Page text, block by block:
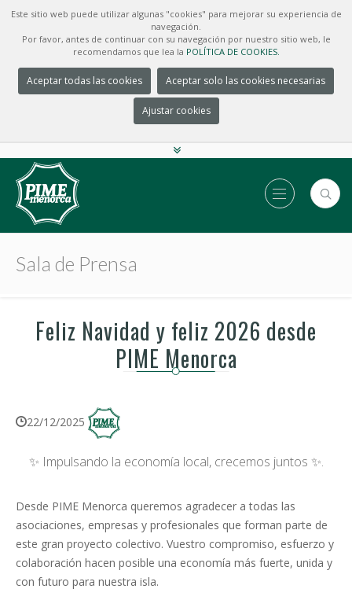
Este sitio web puede utilizar algunas "cookies" para mejorar su experiencia de
navegación.
Por favor, antes de continuar con su navegación por nuestro sitio web, le
recomendamos que lea la POLÍTICA DE COOKIES.
Aceptar todas las cookies Aceptar solo las cookies necesarias
Ajustar cookies
Sala de Prensa
Feliz Navidad y feliz 2026 desde
PIME Menorca
22/12/2025
✨ Impulsando la economía local, crecemos juntos ✨.
Desde PIME Menorca queremos agradecer a todas las
asociaciones, empresas y profesionales que forman parte de
este gran proyecto colectivo. Vuestro compromiso, esfuerzo y
colaboración hacen posible una economía más fuerte, unida y
con futuro para nuestra isla.